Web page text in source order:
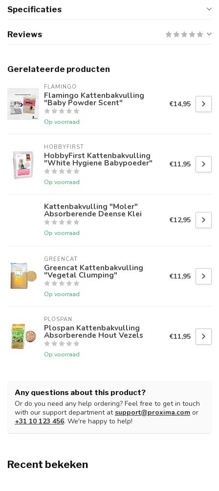
Specificaties
Reviews
Gerelateerde producten
FLAMINGO
Flamingo Kattenbakvulling
"Baby Powder Scent"
Op voorraad
€14,95
HOBBYFIRST
HobbyFirst Kattenbakvulling
"White Hygiene Babypoeder"
Op voorraad
€11,95
Kattenbakvulling "Moler"
Absorberende Deense Klei
Op voorraad
€12,95
GREENCAT
Greencat Kattenbakvulling
"Vegetal Clumping"
Op voorraad
€11,95
PLOSPAN
Plospan Kattenbakvulling
Absorberende Hout Vezels
Op voorraad
€11,95
Any questions about this product?
Or do you need any help ordering? Feel free to get in touch
with our support department atsupport@proxima.com or
+31 10 123 456. We're happy to help!
Recent bekeken